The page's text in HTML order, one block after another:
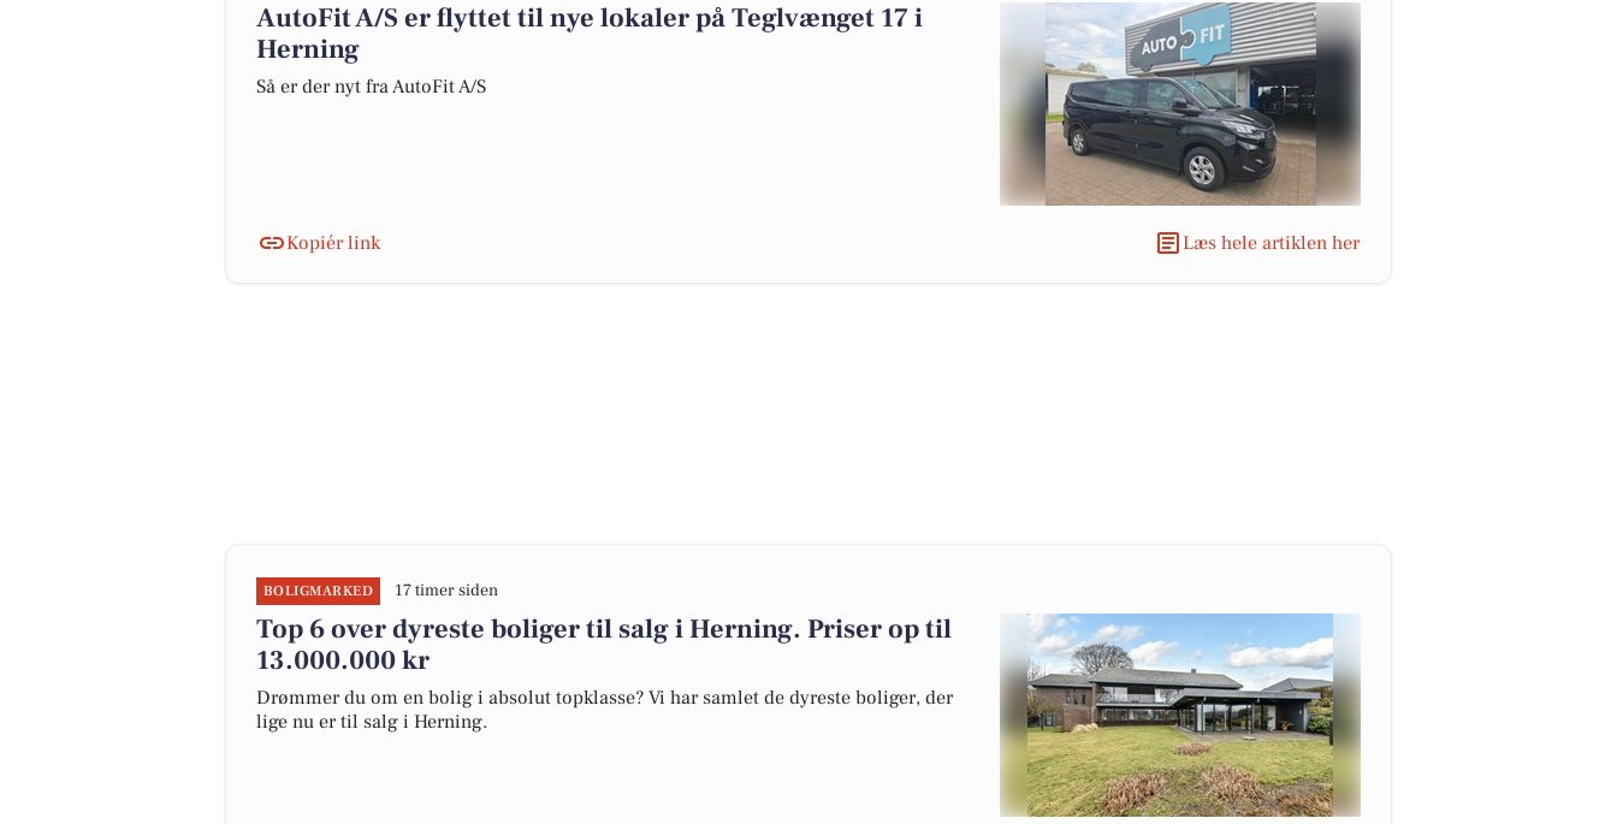
AutoFit A/S er flyttet til nye lokaler på Teglvænget 17 i
Herning
Så er der nyt fra AutoFit A/S
Kopiér link Læs hele artiklen her
BOLIGMARKED 17 timer siden
Top 6 over dyreste boliger til salg i Herning. Priser op til
13.000.000 kr
Drømmer du om en bolig i absolut topklasse? Vi har samlet de dyreste boliger, der
lige nu er til salg i Herning.